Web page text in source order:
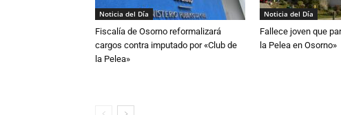
Noticia del Día
Fiscalía de Osorno reformalizará
cargos contra imputado por «Club de
la Pelea»
Noticia del Día
Fallece joven que
la Pelea en Osorno»